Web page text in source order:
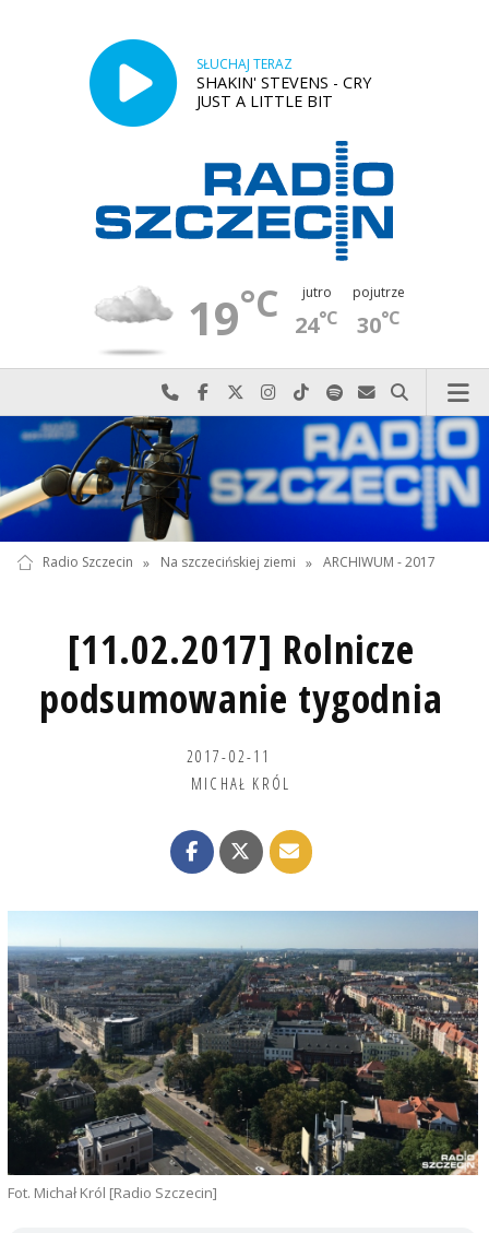
SŁUCHAJ TERAZ
SHAKIN' STEVENS - CRY
JUST A LITTLE BIT
19°C jutro
24°C
pojutrze
30°C
Najlepiej po prostu do nas zadzwoń
Odwiedź nas na Facebook-u
Odwiedź nas na X
Odwiedź nas na Instagram-ie
Odwiedź nas na TikTok-u
Szukaj nas na Spotify
Wyślij do nas
Szukaj
Radio Szczecin » Na szczecińskiej ziemi » ARCHIWUM - 2017
[11.02.2017] Rolnicze
podsumowanie tygodnia
2017-02-11
MICHAŁ KRÓL
Fot. Michał Król [Radio Szczecin]